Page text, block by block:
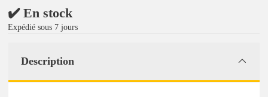
✔️ En stock
Expédié sous 7 jours
Description